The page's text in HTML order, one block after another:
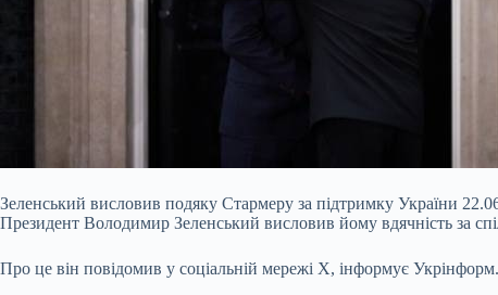
Зеленський висловив подяку Стармеру за підтримку України
Президент Володимир Зеленський висловив йому вдячність за
Про це він повідомив у соціальній мережі Х, інформує Укрінформ.